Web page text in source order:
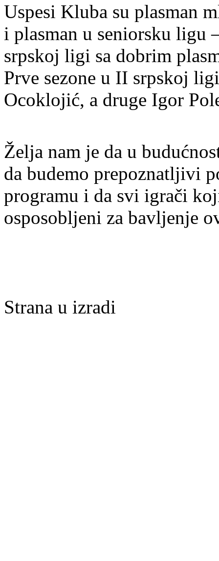
Uspesi Kluba su plasman
i plasman u seniorsku ligu
srpskoj ligi sa dobrim
Prve sezone u II srpskoj
Ocoklojić, a druge Igor
Želja nam je da u
da budemo prepoznatljivi
programu i da svi igrači
osposobljeni za bavljenje
Strana u izradi